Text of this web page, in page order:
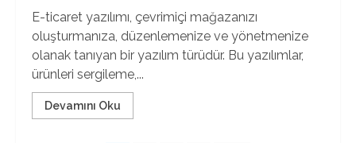
E-ticaret yazılımı, çevrimiçi mağazanızı
oluşturmanıza, düzenlemenize ve yönetmenize
olanak tanıyan bir yazılım türüdür. Bu yazılımlar,
ürünleri sergileme,...
Devamını Oku